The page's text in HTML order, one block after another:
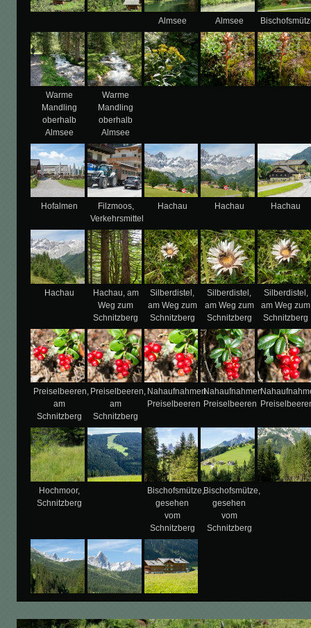
Almsee Almsee
Warme
Mandling
oberhalb
Almsee
Warme
Mandling
oberhalb
Almsee
Hofalmen
Filzmoos,
Verkehrsmittel
Hachau Hachau Hachau
Hachau
Hachau, am
Weg zum
Schnitzberg
Silberdistel,
am Weg zum
Schnitzberg
Silberdistel,
am Weg zum
Schnitzberg
Silberdistel,
am Weg zum
Schnitzberg
Preiselbeeren,
am
Schnitzberg
Preiselbeeren,
am
Schnitzberg
Nahaufnahmen
Preiselbeeren
Nahaufnahmen
Preiselbeeren
Hochmoor,
Schnitzberg
Bischofsmütze,
gesehen
vom
Schnitzberg
Bischofsmütze,
gesehen
vom
Schnitzberg